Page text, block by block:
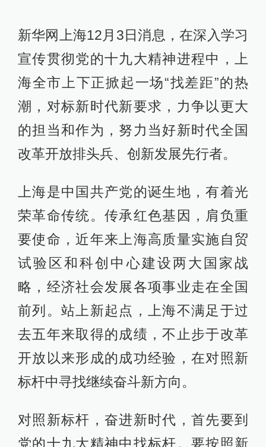
新华网上海12月3日消息，在深入学习
宣传贯彻党的十九大精神进程中，上
海全市上下正掀起一场“找差距”的热
潮，对标新时代新要求，力争以更大
的担当和作为，努力当好新时代全国
改革开放排头兵、创新发展先行者。
上海是中国共产党的诞生地，有着光
荣革命传统。传承红色基因，肩负重
要使命，近年来上海高质量实施自贸
试验区和科创中心建设两大国家战
略，经济社会发展各项事业走在全国
前列。站上新起点，上海不满足于过
去五年来取得的成绩，不止步于改革
开放以来形成的成功经验，在对照新
标杆中寻找继续奋斗新方向。
对照新标杆，奋进新时代，首先要到
党的十九大精神中找标杆。要按照新